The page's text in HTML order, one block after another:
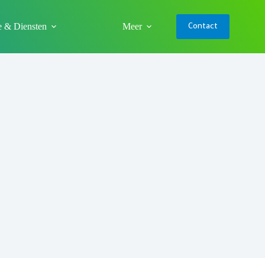
& Diensten Meer Contact